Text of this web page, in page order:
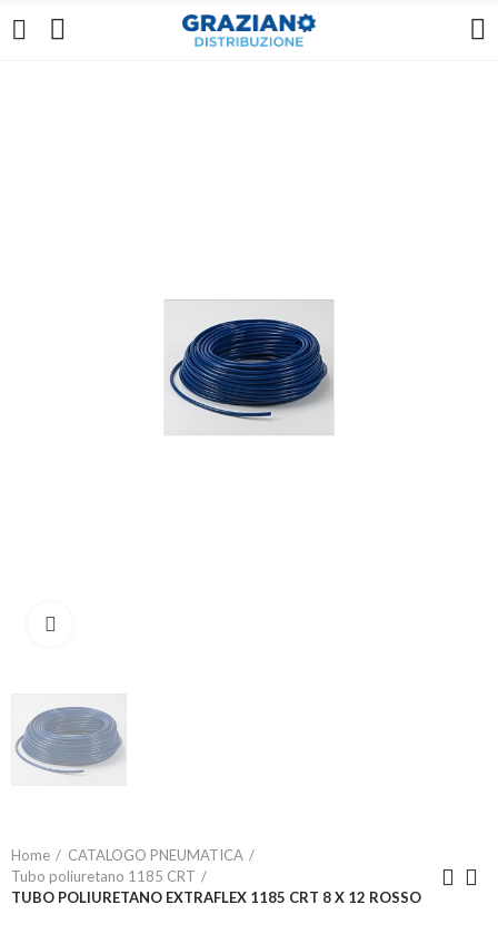
Home
CATALOGO PNEUMATICA
Tubo poliuretano 1185 CRT
TUBO POLIURETANO EXTRAFLEX 1185 CRT 8 X 12 ROSSO